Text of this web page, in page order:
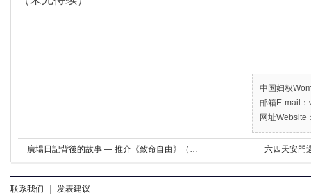
中国妇权
邮箱E-mail
网址Website
廣場日記背後的故事 — 推介《致命自由》（下） 六四天安門
联系我们 发表建议